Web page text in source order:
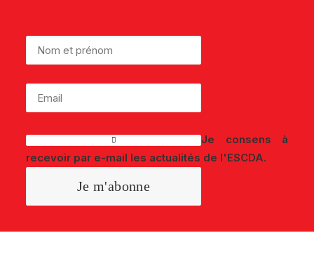
Je consens à
recevoir par e-mail les actualités de l'ESCDA.